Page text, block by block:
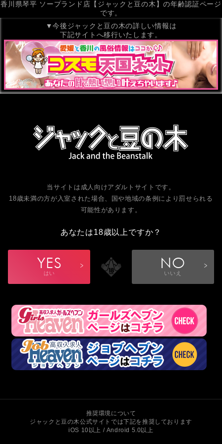
香川県琴平 ソープランド店【ジャックと豆の木】の年齢認証ページ
です。
▼今後ジャックと豆の木の詳しい情報は
下記サイトへ移行いたします。
当サイトは成人向けアダルトサイトです。
18歳未満の方が入室された場合、国や地域の条例により罰せられる
可能性があります。
あなたは18歳以上ですか？
はい いいえ
推奨環境について
ジャックと豆の木公式サイトでは下記を推奨しております
iOS 10以上 / Android 5.0以上